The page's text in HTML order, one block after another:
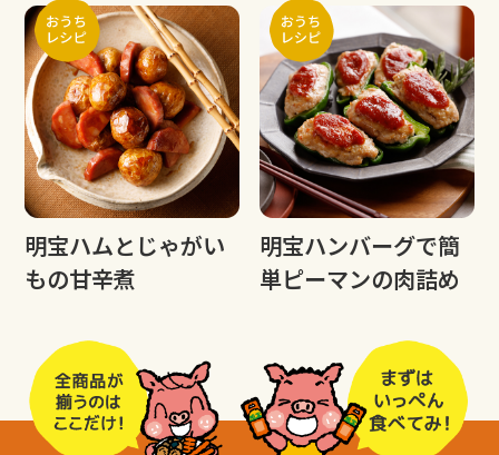
明宝ハムとじゃがい
もの甘辛煮
明宝ハンバーグで簡
単ピーマンの肉詰め